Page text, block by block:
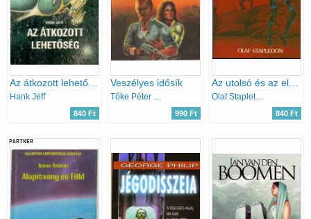
Hank Jeff
840 Ft
Veszélyes idősík
Tőke Péter Miklós
990 Ft
Az utolsó és az első emberek
Olaf Stapleton
840 Ft
PARTNER